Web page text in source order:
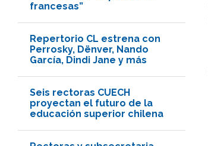
francesas”
Repertorio CL estrena con
Perrosky, Dënver, Nando
García, Dindi Jane y más
Seis rectoras CUECH
proyectan el futuro de la
educación superior chilena